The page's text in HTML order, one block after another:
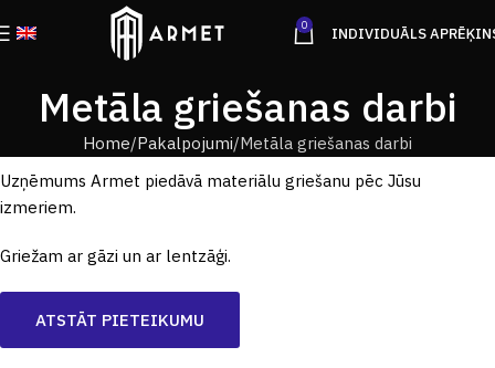
0 INDIVIDUĀLS
Metāla griešanas darbi
Home Pakalpojumi Metāla griešanas darbi
Uzņēmums Armet piedāvā materiālu griešanu pēc Jūsu
izmeriem.
Griežam ar gāzi un ar lentzāģi.
ATSTĀT PIETEIKUMU